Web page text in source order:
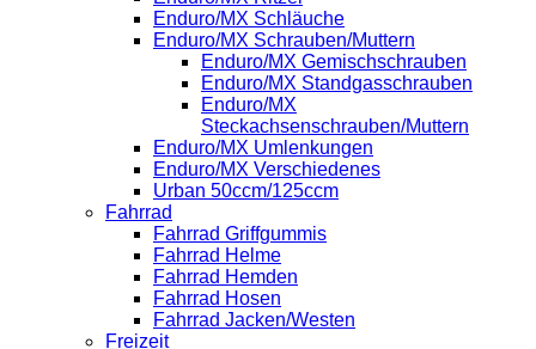
Enduro/MX Schläuche
Enduro/MX Schrauben/Muttern
Enduro/MX Gemischschrauben
Enduro/MX Standgasschrauben
Enduro/MX
Steckachsenschrauben/Muttern
Enduro/MX Umlenkungen
Enduro/MX Verschiedenes
Urban 50ccm/125ccm
Fahrrad
Fahrrad Griffgummis
Fahrrad Helme
Fahrrad Hemden
Fahrrad Hosen
Fahrrad Jacken/Westen
Freizeit